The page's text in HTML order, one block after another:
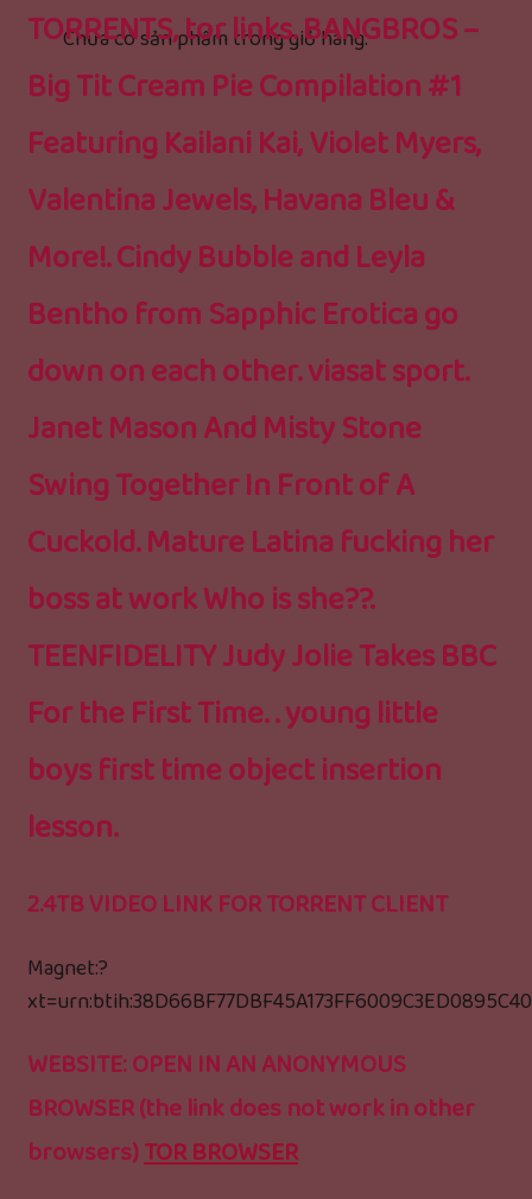
Chưa có sản phẩm trong giỏ hàng.
TORRENTS, tor links. BANGBROS –
Big Tit Cream Pie Compilation #1
Featuring Kailani Kai, Violet Myers,
Valentina Jewels, Havana Bleu &
More!. Cindy Bubble and Leyla
Bentho from Sapphic Erotica go
down on each other. viasat sport.
Janet Mason And Misty Stone
Swing Together In Front of A
Cuckold. Mature Latina fucking her
boss at work Who is she??.
TEENFIDELITY Judy Jolie Takes BBC
For the First Time. . young little
boys first time object insertion
lesson.
2.4TB VIDEO LINK FOR TORRENT CLIENT
Magnet:?
WEBSITE: OPEN IN AN ANONYMOUS
BROWSER (the link does not work in other
browsers)TOR BROWSER